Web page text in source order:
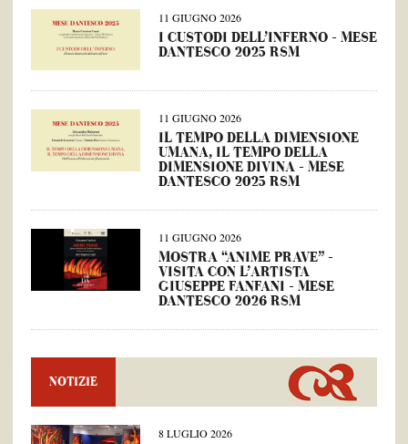
11 GIUGNO 2026
I CUSTODI DELL’INFERNO – MESE
DANTESCO 2025 RSM
11 GIUGNO 2026
IL TEMPO DELLA DIMENSIONE
UMANA, IL TEMPO DELLA
DIMENSIONE DIVINA – MESE
DANTESCO 2025 RSM
11 GIUGNO 2026
MOSTRA “ANIME PRAVE” –
VISITA CON L’ARTISTA
GIUSEPPE FANFANI – MESE
DANTESCO 2026 RSM
NOTIZIE
8 LUGLIO 2026